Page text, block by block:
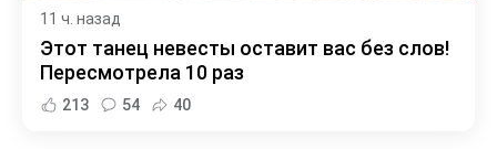
11 ч. назад
Этот танец невесты оставит вас без слов!
Пересмотрела 10 раз
213 54 40